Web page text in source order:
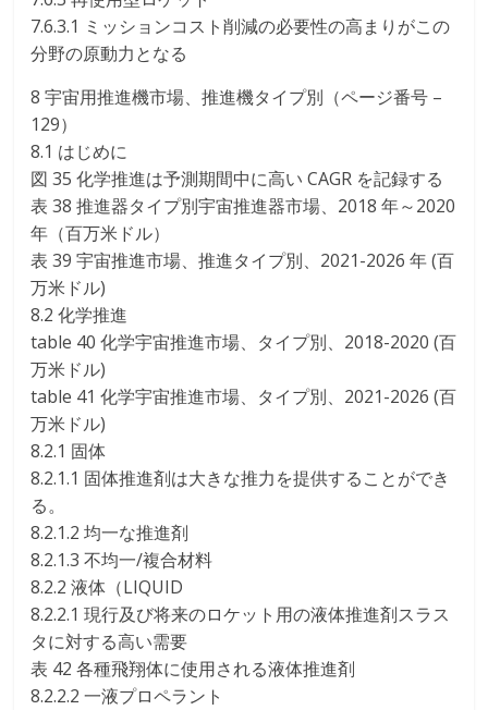
7.6.3.1 ミッションコスト削減の必要性の高まりがこの
分野の原動力となる
8 宇宙用推進機市場、推進機タイプ別（ページ番号 –
129）
8.1 はじめに
図 35 化学推進は予測期間中に高い CAGR を記録する
表 38 推進器タイプ別宇宙推進器市場、2018 年～2020
年（百万米ドル）
表 39 宇宙推進市場、推進タイプ別、2021-2026 年 (百
万米ドル)
8.2 化学推進
table 40 化学宇宙推進市場、タイプ別、2018-2020 (百
万米ドル)
table 41 化学宇宙推進市場、タイプ別、2021-2026 (百
万米ドル)
8.2.1 固体
8.2.1.1 固体推進剤は大きな推力を提供することができ
る。
8.2.1.2 均一な推進剤
8.2.1.3 不均一/複合材料
8.2.2 液体（LIQUID
8.2.2.1 現行及び将来のロケット用の液体推進剤スラス
タに対する高い需要
表 42 各種飛翔体に使用される液体推進剤
8.2.2.2 一液プロペラント